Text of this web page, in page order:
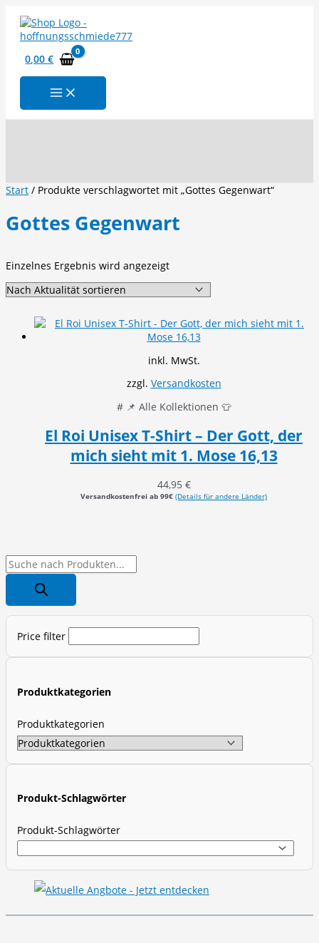
Inhalt
springen
0,00€
P
o
d
c
Price filter
Produktkategorien
Produktkategorien
Produkt-Schlagwörter
Produkt-Schlagwörter
Start / Produkte verschlagwortet mit „Gottes Gegenwart“
Gottes Gegenwart
Einzelnes Ergebnis wird angezeigt
inkl. MwSt.
zzgl. Versandkosten
# 📌 Alle Kollektionen 👕
El Roi Unisex T-Shirt – Der Gott, der
mich sieht mit 1. Mose 16,13
44,95 €
Versandkostenfrei ab 99€ (Details für andere Länder)